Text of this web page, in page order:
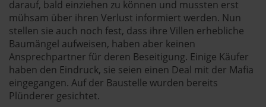
darauf, bald einziehen zu können und mussten erst
mühsam über ihren Verlust informiert werden. Nun
stellen sie auch noch fest, dass ihre Villen erhebliche
Baumängel aufweisen, haben aber keinen
Ansprechpartner für deren Beseitigung. Einige Käufer
haben den Eindruck, sie seien einen Deal mit der Mafia
eingegangen. Auf der Baustelle wurden bereits
Plünderer gesichtet.